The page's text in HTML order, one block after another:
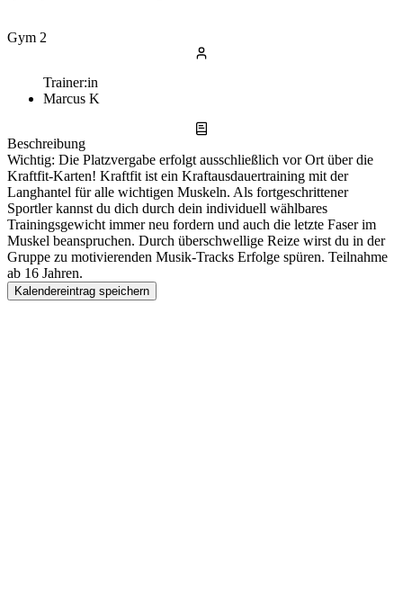
Gym 2
Trainer:in
Marcus K
Beschreibung
Wichtig: Die Platzvergabe erfolgt ausschließlich vor Ort über die
Kraftfit-Karten! Kraftfit ist ein Kraftausdauertraining mit der
Langhantel für alle wichtigen Muskeln. Als fortgeschrittener
Sportler kannst du dich durch dein individuell wählbares
Trainingsgewicht immer neu fordern und auch die letzte Faser im
Muskel beanspruchen. Durch überschwellige Reize wirst du in der
Gruppe zu motivierenden Musik-Tracks Erfolge spüren. Teilnahme
ab 16 Jahren.
Kalendereintrag speichern